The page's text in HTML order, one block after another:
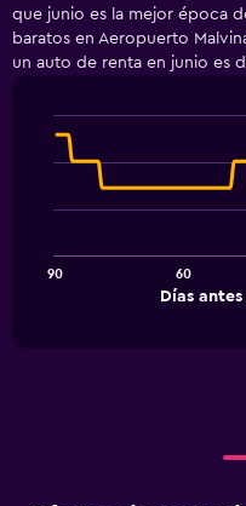
que junio es la mejor época
baratos en Aeropuerto
un auto de renta en junio es
Line
chart
The
Chart
graphic.
Días
90 60